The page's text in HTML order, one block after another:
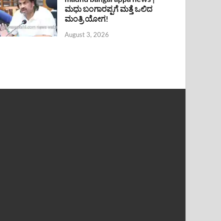
ಮಧು ಬಂಗಾರಪ್ಪಗೆ ಮತ್ತೆ ಒಲಿದ
ಮಂತ್ರಿ ಯೋಗ!
August 3, 2026